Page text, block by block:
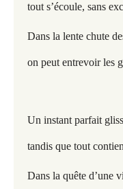
tout s’écoule, sans
Dans la lente chute
on peut entrevoir les
Un instant parfait
tandis que tout
Dans la quête d’une